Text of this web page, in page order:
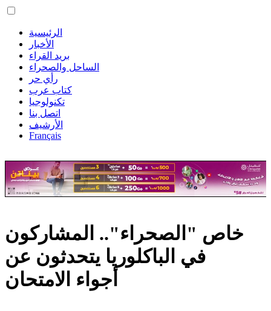
الرئيسية
الأخبار
بريد القراء
الساحل والصحراء
رأي حر
كتاب عرب
تكنولوجيا
اتصل بنا
الأرشيف
Français
خاص "الصحراء".. المشاركون
في الباكلوريا يتحدثون عن
أجواء الامتحان